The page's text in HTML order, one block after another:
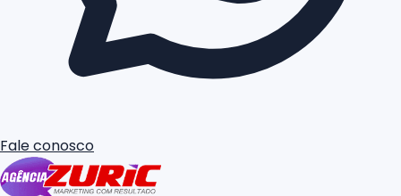
Fale conosco